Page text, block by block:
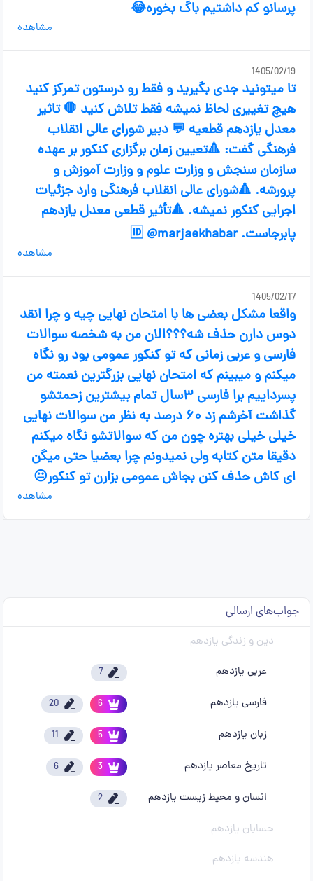
پرسانو کم داشتیم باگ بخوره😂
مشاهده
1405/02/19
تا میتونید جدی بگیرید و فقط رو درستون تمرکز کنید
هیچ تغییری لحاظ نمیشه فقط تلاش کنید 🛑 تاثیر
معدل یازدهم قطعیه 💬 دبیر شورای عالی انقلاب
فرهنگی گفت: 🔺️تعیین زمان برگزاری کنکور بر عهده
سازمان سنجش و وزارت علوم و وزارت آموزش و
پرورشه. 🔺️شورای عالی انقلاب فرهنگی وارد جزئیات
اجرایی کنکور نمیشه. 🔺️تأثیر قطعی معدل یازدهم
پابرجاست. 🆔 @marjaekhabar
مشاهده
1405/02/17
واقعا مشکل بعضی ها با امتحان نهایی چیه و چرا انقد
دوس دارن حذف شه؟؟؟الان من به شخصه سوالات
فارسی و عربی زمانی که تو کنکور عمومی بود رو نگاه
میکنم و میبینم که امتحان نهایی بزرگترین نعمته من
پسرداییم برا فارسی ۳سال تمام بیشترین زحمتشو
گذاشت آخرشم زد ۶۰ درصد به نظر من سوالات نهایی
خیلی خیلی بهتره چون من که سوالاتشو نگاه میکنم
دقیقا متن کتابه ولی نمیدونم چرا بعضیا حتی میگن
ای کاش حذف کنن بجاش عمومی بزارن تو کنکور😐
مشاهده
جواب‌های ارسالی
دین و زندگی یازدهم
عربی یازدهم
7
فارسی یازدهم 6
20
زبان یازدهم 5
11
تاریخ معاصر یازدهم 3
6
انسان و محیط زیست یازدهم 2
حسابان یازدهم
هندسه یازدهم